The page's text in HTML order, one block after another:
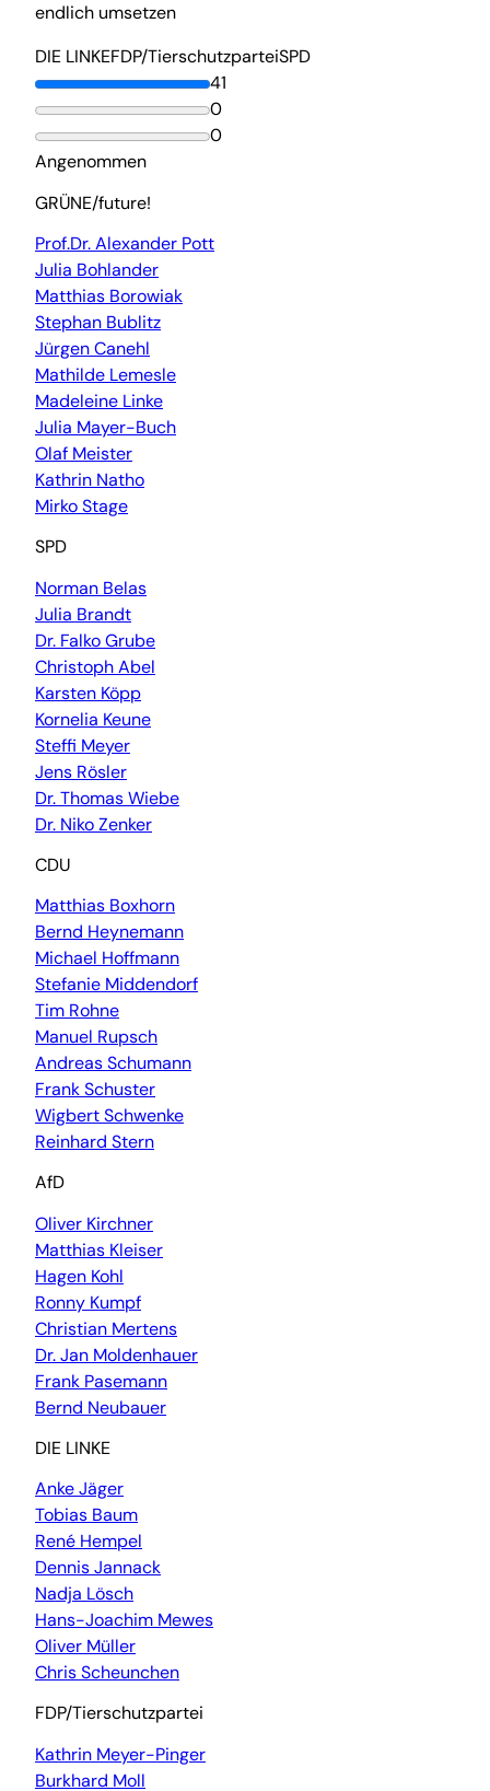
endlich umsetzen
DIE LINKEFDP/TierschutzparteiSPD
41
0
0
Angenommen
GRÜNE/future!
Prof.Dr. Alexander Pott
Julia Bohlander
Matthias Borowiak
Stephan Bublitz
Jürgen Canehl
Mathilde Lemesle
Madeleine Linke
Julia Mayer-Buch
Olaf Meister
Kathrin Natho
Mirko Stage
SPD
Norman Belas
Julia Brandt
Dr. Falko Grube
Christoph Abel
Karsten Köpp
Kornelia Keune
Steffi Meyer
Jens Rösler
Dr. Thomas Wiebe
Dr. Niko Zenker
CDU
Matthias Boxhorn
Bernd Heynemann
Michael Hoffmann
Stefanie Middendorf
Tim Rohne
Manuel Rupsch
Andreas Schumann
Frank Schuster
Wigbert Schwenke
Reinhard Stern
AfD
Oliver Kirchner
Matthias Kleiser
Hagen Kohl
Ronny Kumpf
Christian Mertens
Dr. Jan Moldenhauer
Frank Pasemann
Bernd Neubauer
DIE LINKE
Anke Jäger
Tobias Baum
René Hempel
Dennis Jannack
Nadja Lösch
Hans-Joachim Mewes
Oliver Müller
Chris Scheunchen
FDP/Tierschutzpartei
Kathrin Meyer-Pinger
Burkhard Moll